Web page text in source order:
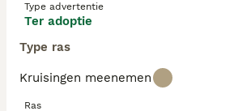
Type advertentie
Ter adoptie
Type ras
Kruisingen meenemen
Ras